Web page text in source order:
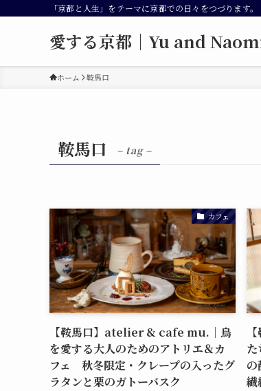
「京都と人生」をテーマに京都での日々をつづります。
愛する京都｜Yu and
ホーム 鞍馬口
鞍馬口 – tag –
カフェ
【鞍馬口】atelier & cafe mu.｜鳥
を愛する大人のためのアトリエ＆カ
フェ 秋冬限定・クレープの入ったグ
ラタンと栗のガトーバスク
た
繊